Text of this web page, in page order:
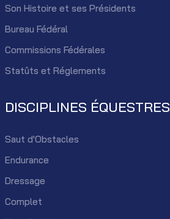
Son Histoire et ses Présidents
Bureau Fédéral
Commissions Fédérales
Statûts et Réglements
DISCIPLINES ÉQUESTRES
Saut d'Obstacles
Endurance
Dressage
Complet